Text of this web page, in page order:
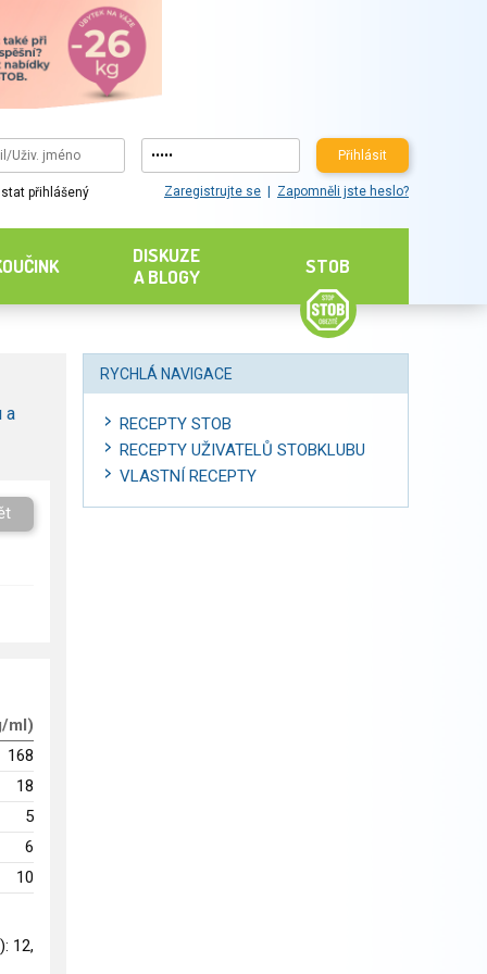
Přihlásit
přihlášený Zaregistrujte se Zapomněli jste heslo?
DISKUZE
A BLOGY
STOB
a
ml)
168
18
5
6
10
12,
RYCHLÁ NAVIGACE
RECEPTY STOB
RECEPTY UŽIVATELŮ STOBKLUBU
VLASTNÍ RECEPTY